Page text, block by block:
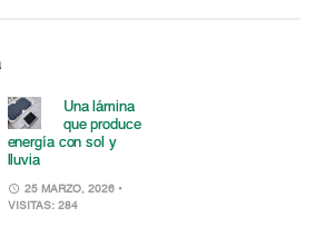
Una lámina
que produce
energía con sol y
lluvia
25 MARZO, 2026 •
VISITAS: 284